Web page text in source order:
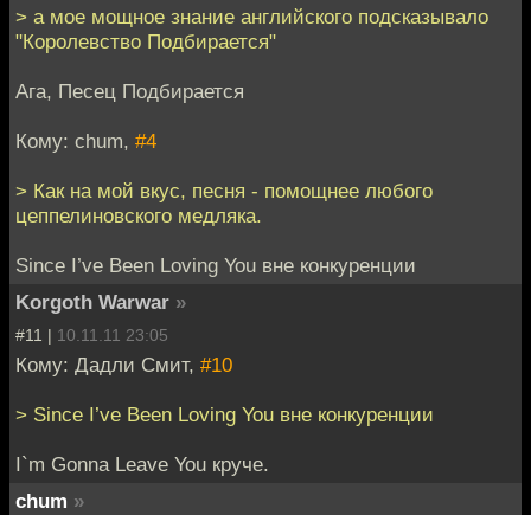
> а мое мощное знание английского подсказывало
"Королевство Подбирается"
Ага, Песец Подбирается
Кому: chum, #4
> Как на мой вкус, песня - помощнее любого
цеппелиновского медляка.
Since I’ve Been Loving You вне конкуренции
Korgoth Warwar »
#11 | 10.11.11 23:05
Кому: Дадли Смит, #10
> Since I’ve Been Loving You вне конкуренции
I`m Gonna Leave You круче.
chum »